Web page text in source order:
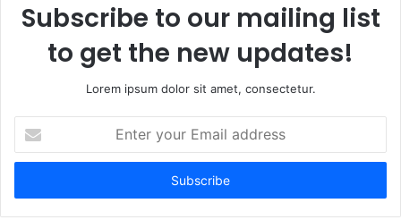
Subscribe to our mailing list
to get the new updates!
Lorem ipsum dolor sit amet, consectetur.
your
Email